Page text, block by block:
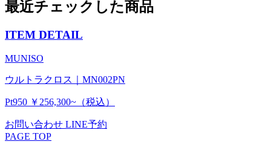
最近チェックした商品
ITEM DETAIL
MUNISO
ウルトラクロス｜MN002PN
Pt950 ￥256,300~（税込）
お問い合わせ LINE予約
PAGE TOP